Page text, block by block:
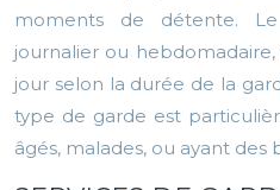
moments de détente.
journalier ou
jour selon la durée de la
type de garde est
âgés, malades, ou ayant des